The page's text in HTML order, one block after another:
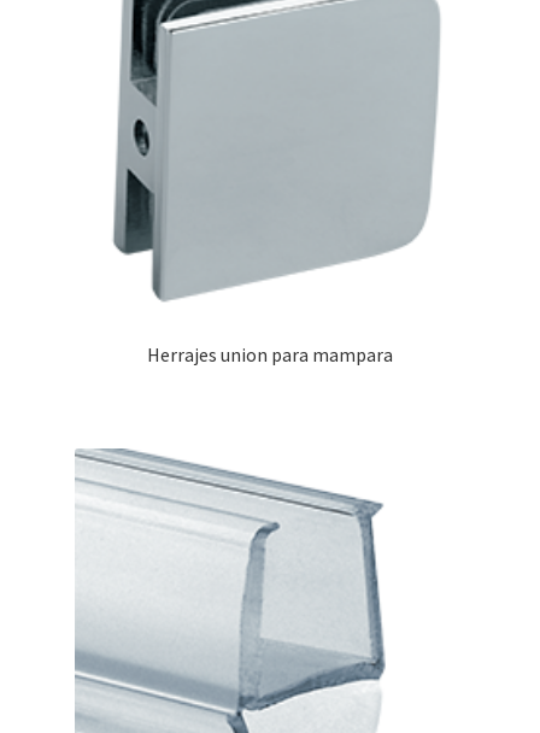
Herrajes union para mampara